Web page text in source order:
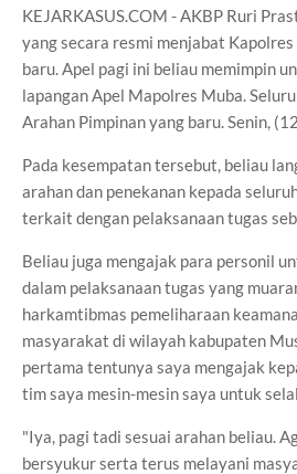
KEJARKASUS.COM - AKBP Ruri
yang secara resmi menjabat
baru. Apel pagi ini beliau memimpin
lapangan Apel Mapolres Muba.
Arahan Pimpinan yang baru. Senin,
Pada kesempatan tersebut, beliau
arahan dan penekanan kepada
terkait dengan pelaksanaan tugas
Beliau juga mengajak para personil
dalam pelaksanaan tugas yang
harkamtibmas pemeliharaan
masyarakat di wilayah kabupaten
pertama tentunya saya mengajak
tim saya mesin-mesin saya untuk
"Iya, pagi tadi sesuai arahan beliau.
bersyukur serta terus melayani